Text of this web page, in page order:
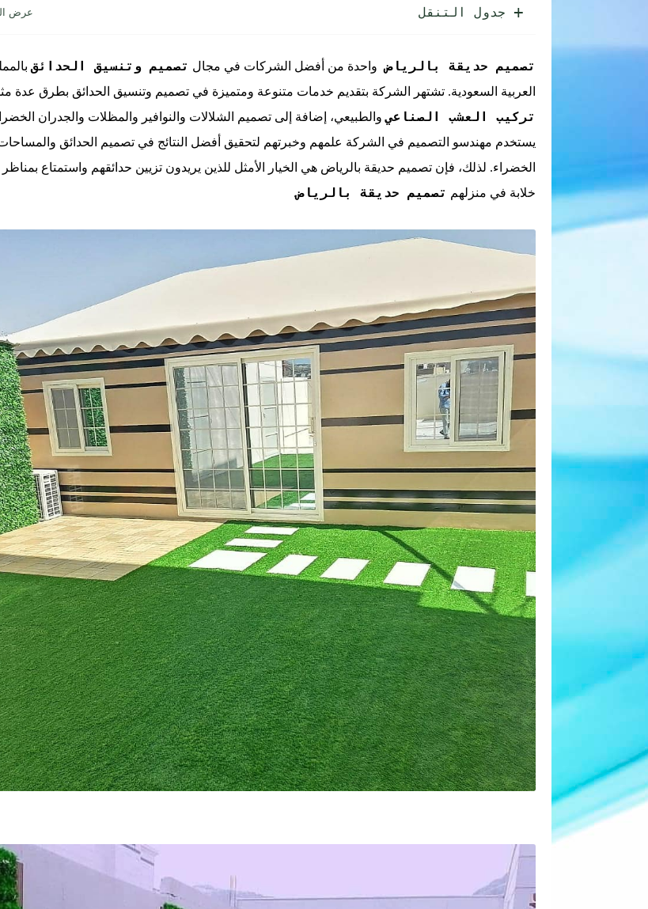
جدول التنقل
تصميم حديقة بالرياض واحدة من أفضل الشركات في مجال تصميم وتنسيق الحدائق
العربية السعودية. تشتهر الشركة بتقديم خدمات متنوعة ومتميزة في تصميم وتنسيق الحدائق بطرق عدة
تركيب العشب الصناعيوالطبيعي، إضافة إلى تصميم الشلالات والنوافير والمظلات والجدران
يستخدم مهندسو التصميم في الشركة علمهم وخبرتهم لتحقيق أفضل النتائج في تصميم الحدائق
الخضراء. لذلك، فإن تصميم حديقة بالرياض هي الخيار الأمثل للذين يريدون تزيين حدائقهم واستمتاع بمناظر
خلابة في منزلهم تصميم حديقة بالرياض.